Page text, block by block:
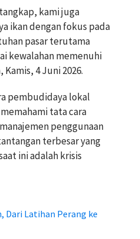
kami juga
ikan dengan fokus pada
pasar terutama
kewalahan memenuhi
4 Juni 2026.
pembudidaya lokal
tata cara
penggunaan
terbesar yang
ini adalah krisis
Dari Latihan Perang ke